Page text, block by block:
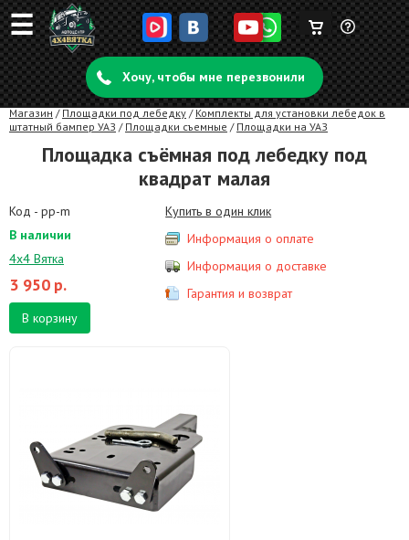
☰ Задать
вопрос
Корзина
пуста
Хочу, чтобы мне перезвонили
Магазин / Площадки под лебедку / Комплекты для установки лебедок в
штатный бампер УАЗ / Площадки съемные / Площадки на УАЗ
Площадка съёмная под лебедку под
квадрат малая
Код - pp-m
В наличии
4х4 Вятка
3 950 р.
В корзину
Купить в один клик
Информация о оплате
Информация о доставке
Гарантия и возврат